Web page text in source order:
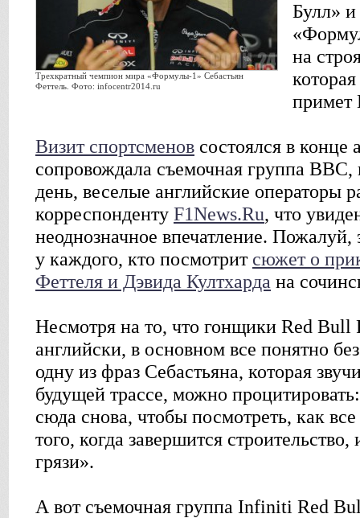
Трехкратный чемпион мира «Формулы-1» Себастьян
Феттель. Фото: infocentr2014.ru
Булл»
на
примет
Визит спортсменов состоялся в конце
сопровождала съемочная группа ВВС,
день, веселые английские операторы
корреспонденту F1News.Ru, что
неоднозначное впечатление.
у каждого, кто посмотрит сюжет о
Феттеля и Дэвида Култхарда на
Несмотря на то, что гонщики Red Bull
английски, в основном все понятно
одну из фраз Себастьяна, которая
будущей трассе, можно
сюда снова, чтобы посмотреть, как все
того, когда завершится
грязи».
А вот съемочная группа Infiniti Red